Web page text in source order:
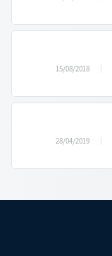
15/08/2018
28/04/2019